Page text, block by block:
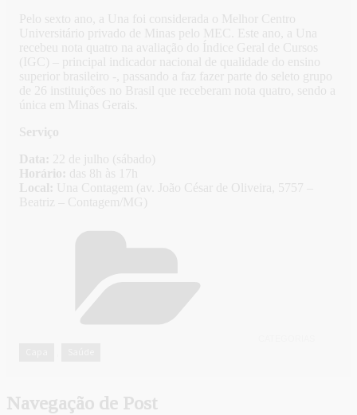
Pelo sexto ano, a Una foi considerada o Melhor Centro
Universitário privado de Minas pelo MEC. Este ano, a Una
recebeu nota quatro na avaliação do Índice Geral de Cursos
(IGC) – principal indicador nacional de qualidade do ensino
superior brasileiro -, passando a faz fazer parte do seleto grupo
de 26 instituições no Brasil que receberam nota quatro, sendo a
única em Minas Gerais.
Serviço
Data: 22 de julho (sábado)
Horário: das 8h às 17h
Local:
Una Contagem (av. João César de Oliveira, 5757 –
Beatriz – Contagem/MG)
Navegação de Post